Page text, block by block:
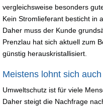
vergleichsweise besonders
Kein Stromlieferant besticht in
Daher muss der Kunde
Prenzlau hat sich aktuell zum
günstig herauskristallisiert.
Meistens lohnt sich
Umweltschutz ist für viele
Daher steigt die Nachfrage